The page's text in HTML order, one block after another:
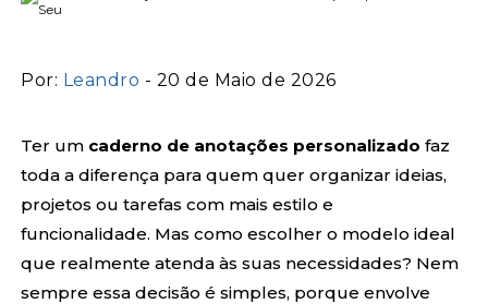
Por: Leandro - 20 de Maio de 2026
Ter um caderno de anotações personalizado faz
toda a diferença para quem quer organizar ideias,
projetos ou tarefas com mais estilo e
funcionalidade. Mas como escolher o modelo ideal
que realmente atenda às suas necessidades? Nem
sempre essa decisão é simples, porque envolve